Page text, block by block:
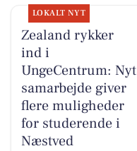
LOKALT NYT
Zealand rykker
ind i
UngeCentrum: Nyt
samarbejde giver
flere muligheder
for studerende i
Næstved